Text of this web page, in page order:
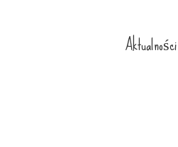
Aktualności